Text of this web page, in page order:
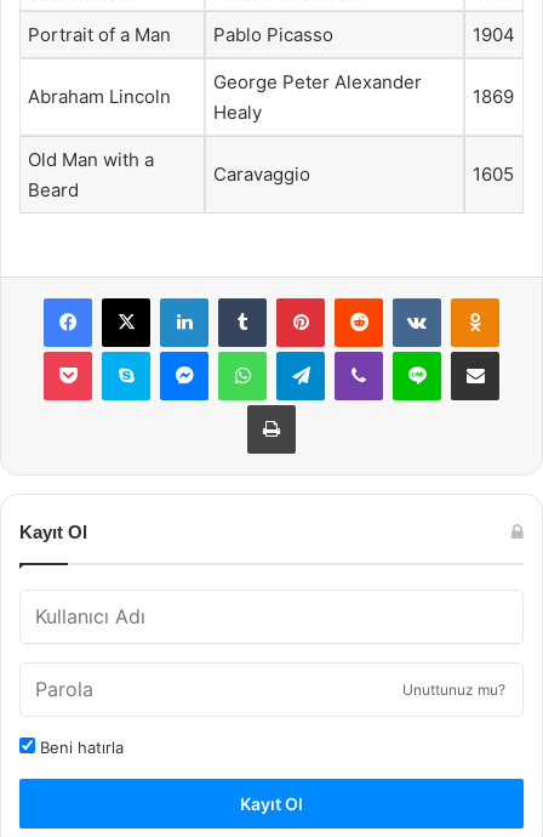
Portrait of a Man Pablo Picasso 1904
Abraham Lincoln
George Peter Alexander
Healy
1869
Old Man with a
Beard
Caravaggio 1605
Facebook
X LinkedInTumblr PinterestReddit VKontakte
Pocket Skype MessengerWhatsAppTelegramViber Line E-Posta ile
Yazdır
Kayıt Ol
Unuttunuz mu?
Beni hatırla
Kayıt Ol